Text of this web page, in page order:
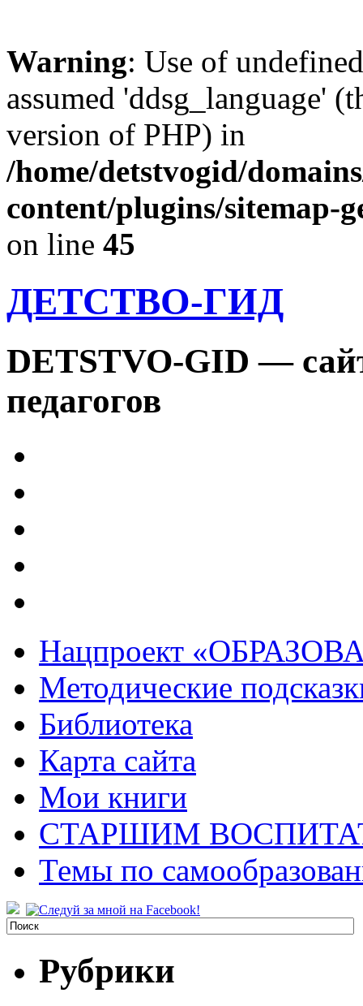
Warning: Use of
assumed 'ddsg_language'
version of PHP) in
/home/detstvogid/
content/plugins/sitemap-
on line 45
ДЕТСТВО-ГИД
DETSTVO-GID —
педагогов
Нацпроект
Методические
Библиотека
Карта сайта
Мои книги
СТАРШИМ
Темы по
Рубрики